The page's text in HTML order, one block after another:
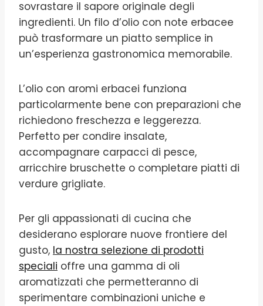
sovrastare il sapore originale degli
ingredienti. Un filo d’olio con note erbacee
può trasformare un piatto semplice in
un’esperienza gastronomica memorabile.
L’olio con aromi erbacei funziona
particolarmente bene con preparazioni che
richiedono freschezza e leggerezza.
Perfetto per condire insalate,
accompagnare carpacci di pesce,
arricchire bruschette o completare piatti di
verdure grigliate.
Per gli appassionati di cucina che
desiderano esplorare nuove frontiere del
gusto, la nostra selezione di prodotti
speciali offre una gamma di oli
aromatizzati che permetteranno di
sperimentare combinazioni uniche e